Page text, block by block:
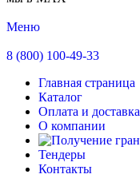
Меню
8 (800) 100-49-33
Главная страница
Каталог
Оплата и доставка
О компании
Тендеры
Контакты